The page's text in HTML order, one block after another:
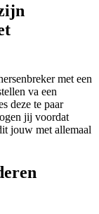
met een
va een
deze te paar
jij voordat
jouw met allemaal